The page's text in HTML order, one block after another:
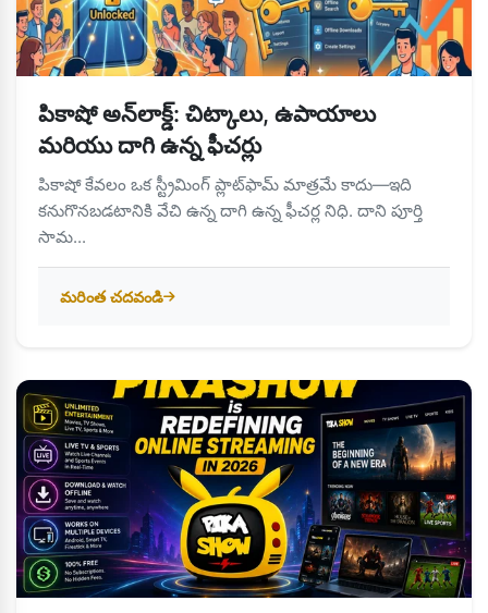
పికాషో అన్‌లాక్డ్: చిట్కాలు, ఉపాయాలు
మరియు దాగి ఉన్న ఫీచర్లు
పికాషో కేవలం ఒక స్ట్రీమింగ్ ప్లాట్‌ఫామ్ మాత్రమే కాదు—ఇది
కనుగొనబడటానికి వేచి ఉన్న దాగి ఉన్న ఫీచర్ల నిధి. దాని పూర్తి
సామ...
మరింత చదవండి